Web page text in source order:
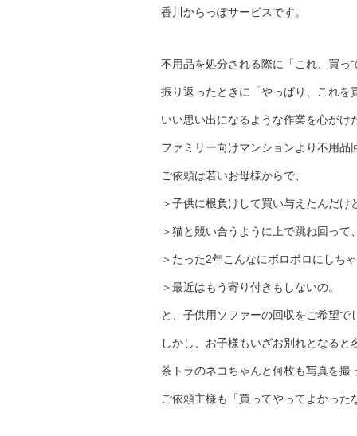
香川からっぽサービスです。
不用品を処分される際に「これ、買っ
振り返ったときに「やっぱり、これを
いい思い出になるような作業を心がけ
ファミリー向けマンションより不用品
ご依頼は若いお母様からで、
＞子供に根負けして買い与えたんだけ
＞猫と競い合うように上で跳ね回って、
＞たった2年こんなにボロボロにしちゃ
＞最近はもう寄り付きもしないの。
と、子供用ソファーの回収をご希望で
しかし、お子様もいざお別れとなると
茶トラのネコちゃんと何枚も写真を撮
ご依頼主様も「買ってやってよかった